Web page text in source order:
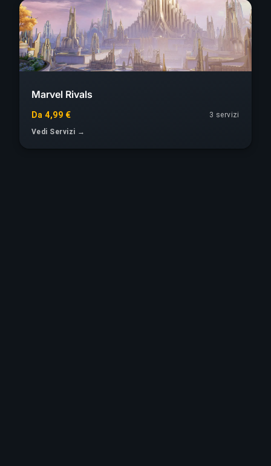
Marvel Rivals
Da 4,99 €
3 servizi
Vedi Servizi →